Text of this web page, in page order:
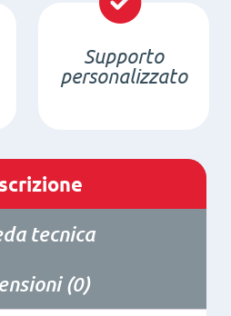
Supporto
personalizzato
tecnica
(0)